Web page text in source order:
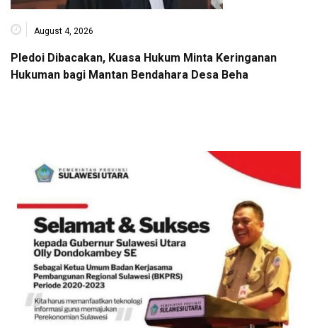
August 4, 2026
Pledoi Dibacakan, Kuasa Hukum Minta Keringanan
Hukuman bagi Mantan Bendahara Desa Beha